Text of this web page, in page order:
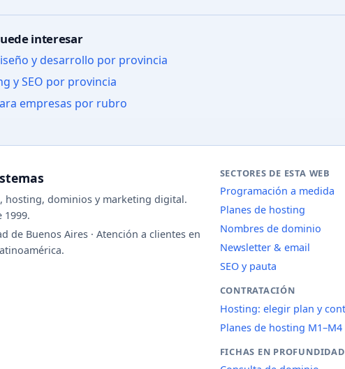
interesar
y desarrollo por provincia
y SEO por provincia
empresas por rubro
hosting, dominios y marketing digital.
1999.
de Buenos Aires · Atención a clientes en
SECTORES DE ESTA WEB
Programación a medida
Planes de hosting
Nombres de dominio
Newsletter & email
SEO y pauta
CONTRATACIÓN
Hosting: elegir plan y
Planes de hosting M1–M4
FICHAS EN PROFUNDIDAD